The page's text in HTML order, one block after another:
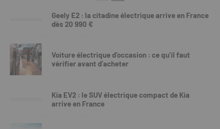
Geely E2 : la citadine électrique arrive en France
dès 20 990 €
Voiture électrique d’occasion : ce qu’il faut
vérifier avant d’acheter
Kia EV2 : le SUV électrique compact de Kia
arrive en France